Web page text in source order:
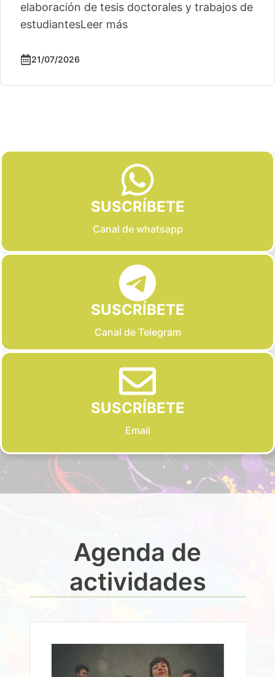
elaboración de tesis doctorales y trabajos de
estudiantesLeer más
21/07/2026
SUSCRÍBETE
Canal de whatsapp
SUSCRÍBETE
Canal de Telegram
SUSCRÍBETE
Email
Agenda de
actividades